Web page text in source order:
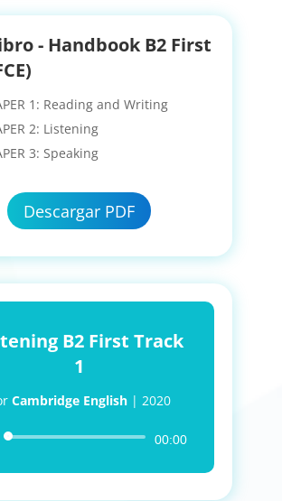
- Handbook B2 First
1: Reading and Writing
2: Listening
3: Speaking
Descargar PDF
B2 First Track
1
Cambridge English |2020
Reproductor00:00